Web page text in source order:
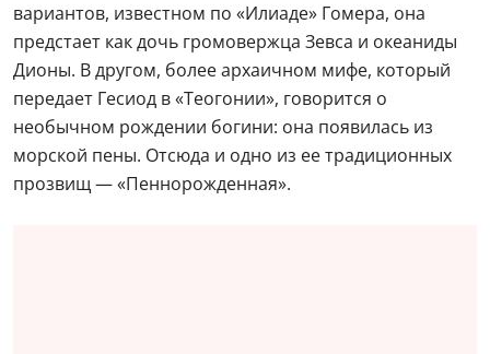
вариантов, известном по «Илиаде» Гомера, она
предстает как дочь громовержца Зевса и океаниды
Дионы. В другом, более архаичном мифе, который
передает Гесиод в «Теогонии», говорится о
необычном рождении богини: она появилась из
морской пены. Отсюда и одно из ее традиционных
прозвищ — «Пеннорожденная».